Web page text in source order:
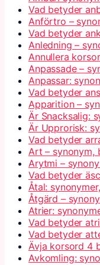
Vad betyder
Anförtro –
Vad betyder
Anledning –
Annullera
Anpassade –
Anpassar:
Vad betyder
Apparition –
Är Snacksalig:
Är Upprorisk:
Vad betyder
Art – synonym,
Arytmi –
Vad betyder
Åtal:
Åtgärd –
Atrier:
Vad betyder
Vad betyder
Ävja korsord 4
Avkomling: